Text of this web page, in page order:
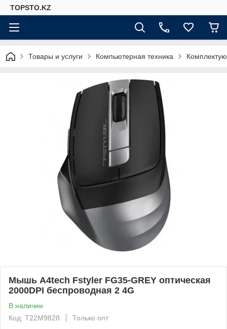
TOPSTO.KZ
Товары и услуги Компьютерная техника
Мышь A4tech Fstyler FG35-GREY оптическая
2000DPI беспроводная 2 4G
В наличии
Код: T22M9828
Только опт